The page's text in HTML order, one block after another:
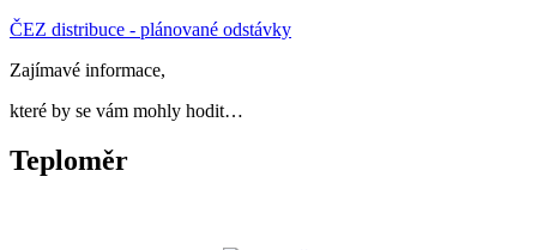
ČEZ distribuce - plánované odstávky
Zajímavé informace,
které by se vám mohly hodit…
Teploměr